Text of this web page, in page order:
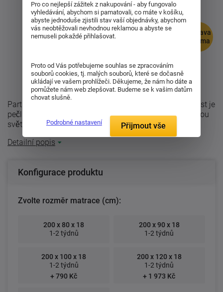
doprava
zdarma
Partnetská hybridní matrace Juna Senior. Každá její část je
pečlivě navržena tak, aby vám poskytla to nejlepší z obou
světů. S unikátní ...
Detailní popis
Konfigurace produktu
Zvolte rozměr matrace (cm):
200 x 80 x 18
1-2 týdnů
200 x 90 x 18
1-2 týdnů
200 x 100 x 18
1-2 týdnů
+ 790 Kč
200 x 120 x 18
1-2 týdnů
+ 1 973 Kč
Pro co nejlepší zážitek z nakupování - aby fungovalo
vyhledávání, abychom si pamatovali, co máte v košíku,
abyste jednoduše zjistili stav vaší objednávky, abychom
vás neobtěžovali nevhodnou reklamou a abyste se
nemuseli pokaždé přihlašovat.
Proto od Vás potřebujeme souhlas se zpracováním
souborů cookies, tj. malých souborů, které se dočasně
ukládají ve vašem prohlížeči. Děkujeme, že nám ho dáte a
pomůžete nám web zlepšovat. Budeme se k vašim datům
chovat slušně.
Podrobné nastavení Přijmout vše